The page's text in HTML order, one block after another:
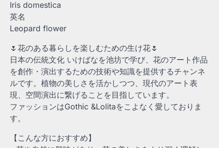
Iris domestica
英名
Leopard flower
🌷花のある暮らしを楽しむための生け花🌷
日本の伝統文化 いけばなを池坊で学び、花のアート作品
を創作・演出するための技術や知識を提供するチャンネ
ルです。植物の美しさを活かしつつ、現代のアート表
現、空間演出に繋げることを目指しています。
ファッションはGothic &Lolitaをこよなく愛しておりま
す。
【こんな方におすすめ】